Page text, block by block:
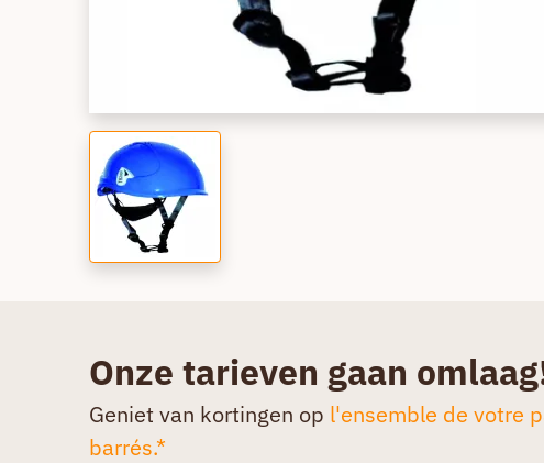
Onze tarieven gaan
Geniet van kortingen op l'ensemble de votre
barrés.*